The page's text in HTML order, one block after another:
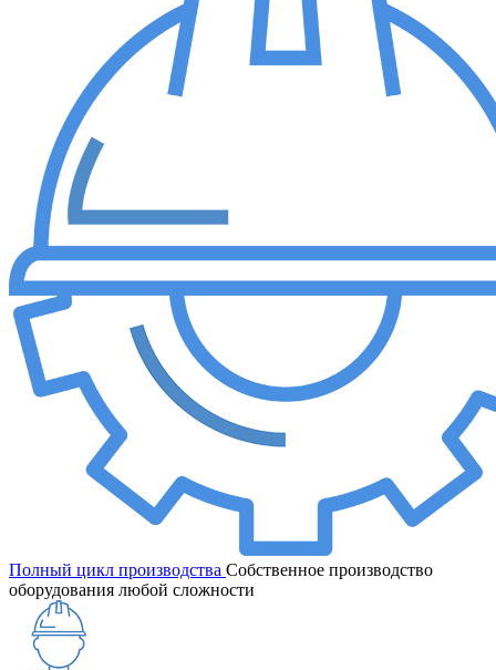
Полный цикл производства Собственное производство
оборудования любой сложности